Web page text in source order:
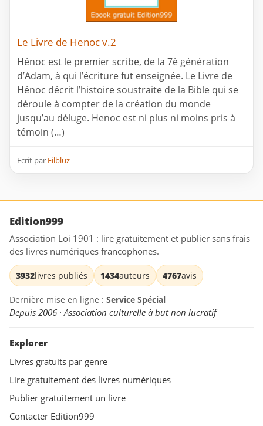
Le Livre de Henoc v.2
Hénoc est le premier scribe, de la 7è génération
d’Adam, à qui l’écriture fut enseignée. Le Livre de
Hénoc décrit l’histoire soustraite de la Bible qui se
déroule à compter de la création du monde
jusqu’au déluge. Henoc est ni plus ni moins pris à
témoin (…)
Ecrit par Filbluz
Edition999
Association Loi 1901 : lire gratuitement et publier sans frais
des livres numériques francophones.
3932livres publiés 1434auteurs 4767avis
Dernière mise en ligne : Service Spécial
Depuis 2006 · Association culturelle à but non lucratif
Explorer
Livres gratuits par genre
Lire gratuitement des livres numériques
Publier gratuitement un livre
Contacter Edition999